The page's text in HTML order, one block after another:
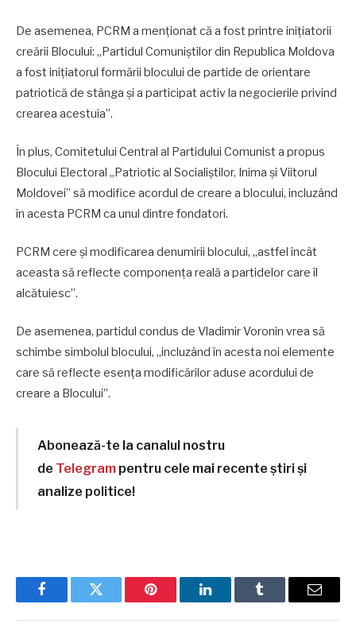
De asemenea, PCRM a menționat că a fost printre inițiatorii
creării Blocului: „Partidul Comuniștilor din Republica Moldova
a fost inițiatorul formării blocului de partide de orientare
patriotică de stânga și a participat activ la negocierile privind
crearea acestuia”.
În plus, Comitetului Central al Partidului Comunist a propus
Blocului Electoral „Patriotic al Socialiștilor, Inima și Viitorul
Moldovei” să modifice acordul de creare a blocului, incluzând
în acesta PCRM ca unul dintre fondatori.
PCRM cere și modificarea denumirii blocului, „astfel încât
aceasta să reflecte componența reală a partidelor care îl
alcătuiesc”.
De asemenea, partidul condus de Vladimir Voronin vrea să
schimbe simbolul blocului, „incluzând în acesta noi elemente
care să reflecte esența modificărilor aduse acordului de
creare a Blocului”.
Abonează-te la canalul nostru
de Telegram pentru cele mai recente știri și
analize politice!
FacebookTwitter Pinterest LinkedInTumblr Email